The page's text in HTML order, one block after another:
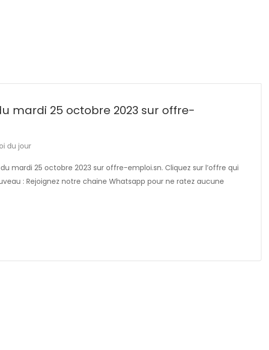
mardi 25 octobre 2023 sur offre-
du jour
mardi 25 octobre 2023 sur offre-emploi.sn. Cliquez sur l’offre qui
: Rejoignez notre chaine Whatsapp pour ne ratez aucune